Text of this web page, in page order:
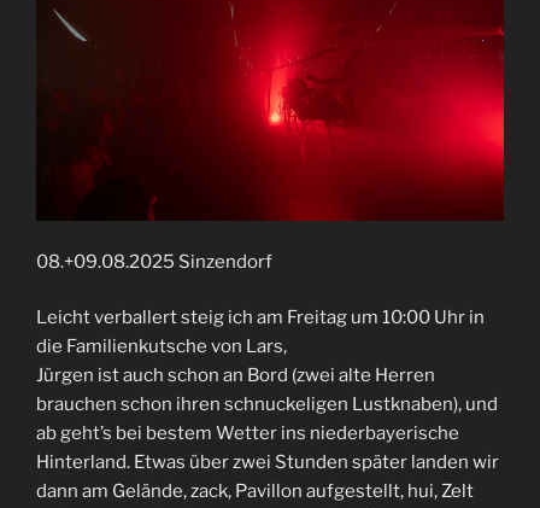
08.+09.08.2025 Sinzendorf
Leicht verballert steig ich am Freitag um 10:00 Uhr in
die Familienkutsche von Lars,
Jürgen ist auch schon an Bord (zwei alte Herren
brauchen schon ihren schnuckeligen Lustknaben), und
ab geht’s bei bestem Wetter ins niederbayerische
Hinterland. Etwas über zwei Stunden später landen wir
dann am Gelände, zack, Pavillon aufgestellt, hui, Zelt